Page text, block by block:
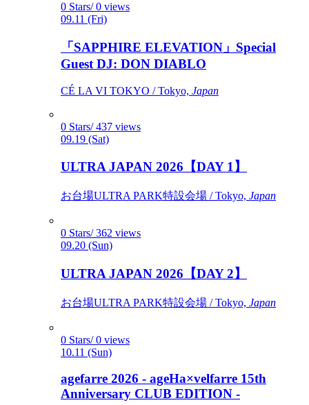
0 Stars/ 0 views
09.11 (Fri)
「SAPPHIRE ELEVATION」Special
Guest DJ: DON DIABLO
CÉ LA VI TOKYO / Tokyo, Japan
0 Stars/ 437 views
09.19 (Sat)
ULTRA JAPAN 2026【DAY 1】
お台場ULTRA PARK特設会場 / Tokyo, Japan
0 Stars/ 362 views
09.20 (Sun)
ULTRA JAPAN 2026【DAY 2】
お台場ULTRA PARK特設会場 / Tokyo, Japan
0 Stars/ 0 views
10.11 (Sun)
agefarre 2026 - ageHa×velfarre 15th
Anniversary CLUB EDITION -